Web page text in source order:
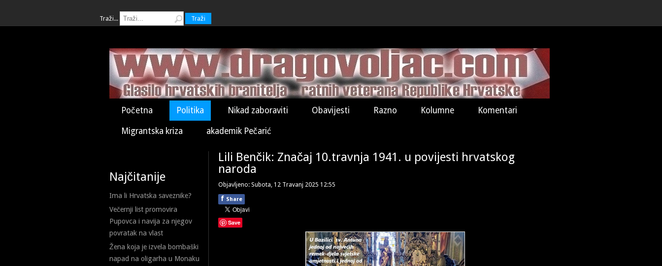
Traži... Traži
Početna Politika Nikad zaboraviti Obavijesti Razno Kolumne Komentari
Migrantska kriza akademik Pečarić
Najčitanije
Ima li Hrvatska saveznike?
Večernji list promovira
Pupovca i navija za njegov
povratak na vlast
Žena koja je izvela bombaški
napad na oligarha u Monaku
Lili Benčik: Značaj 10.travnja 1941. u povijesti hrvatskog
naroda
Objavljeno: Subota, 12 Travanj 2025 12:55
f Share
Save